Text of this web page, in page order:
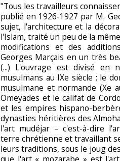
‎"Tous les travailleurs
publié en 1926-1927 par M.
sujet, l'architecture et la
l'Islam, traité un peu de la
modifications et des
Georges Marçais en un très
(...) L'ouvrage est divisé en
musulmans au IXe siècle ; le
musulmane et normande (Xe
Omeyades et le califat de
et les empires hispano-
dynasties héritières des
l'art mudéjar – c'est-à-dire
terre chrétienne et travaillant
leurs traditions, sous le joug